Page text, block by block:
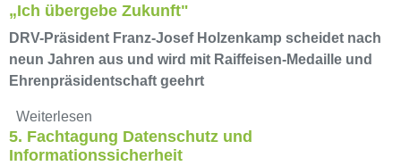
„Ich übergebe Zukunft"
DRV-Präsident Franz-Josef Holzenkamp scheidet nach
neun Jahren aus und wird mit Raiffeisen-Medaille und
Ehrenpräsidentschaft geehrt
Weiterlesen
5. Fachtagung Datenschutz und
Informationssicherheit